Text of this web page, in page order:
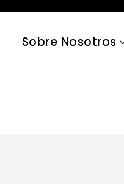
Sobre Nosotros